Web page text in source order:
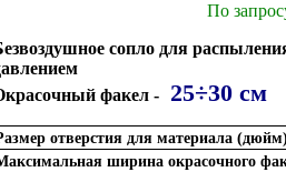
По
сопло для
факел -
25÷30 см
отверстия для материала (дюйм)
ширина окрасочного